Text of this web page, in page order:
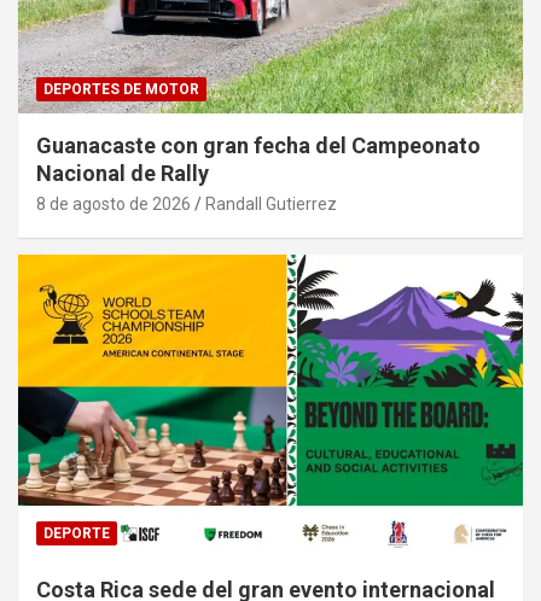
DEPORTES DE MOTOR
Guanacaste con gran fecha del Campeonato
Nacional de Rally
8 de agosto de 2026 Randall Gutierrez
DEPORTE
Costa Rica sede del gran evento internacional